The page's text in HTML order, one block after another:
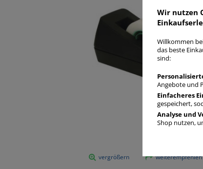
vergrößern weiterempfehlen
Wir nutzen
Willkommen
das beste
sind:
Angebote und
Einfacheres
gespeichert,
Analyse und
Shop nutzen,